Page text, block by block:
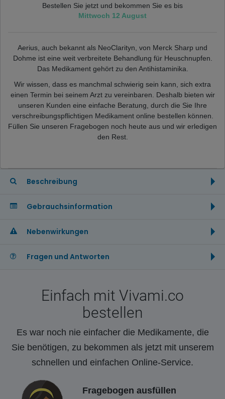
Bestellen Sie jetzt und bekommen Sie es bis
Mittwoch 12 August
Aerius, auch bekannt als NeoClarityn, von Merck Sharp und
Dohme ist eine weit verbreitete Behandlung für Heuschnupfen.
Das Medikament gehört zu den Antihistaminika.
Wir wissen, dass es manchmal schwierig sein kann, sich extra
einen Termin bei seinem Arzt zu vereinbaren. Deshalb bieten wir
unseren Kunden eine einfache Beratung, durch die Sie Ihre
verschreibungspflichtigen Medikament online bestellen können.
Füllen Sie unseren Fragebogen noch heute aus und wir erledigen
den Rest.
Beschreibung
Gebrauchsinformation
Nebenwirkungen
Fragen und Antworten
Einfach mit Vivami.co
bestellen
Es war noch nie einfacher die Medikamente, die
Sie benötigen, zu bekommen als jetzt mit unserem
schnellen und einfachen Online-Service.
Fragebogen ausfüllen